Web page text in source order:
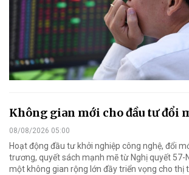
Không gian mới cho đầu tư đổi
08/08/2026 05:00
Hoạt động đầu tư khởi nghiệp công nghệ, đổi
trương, quyết sách mạnh mẽ từ Nghị quyết 57-
một không gian rộng lớn đầy triển vọng cho thị